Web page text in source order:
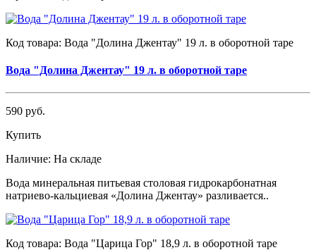
Код товара: Вода "Долина Джентау" 19 л. в оборотной таре
Вода "Долина Джентау" 19 л. в оборотной таре
590 руб.
Купить
Наличие: На складе
Вода минеральная питьевая столовая гидрокарбонатная
натриево-кальциевая «Долина Джентау» разливается..
Код товара: Вода "Царица Гор" 18,9 л. в оборотной таре